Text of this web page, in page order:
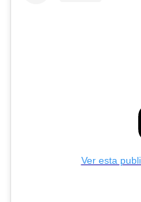
Ver esta